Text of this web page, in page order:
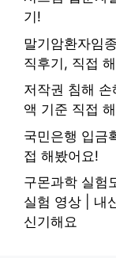
기!
말기암환자임
직후기, 직접
저작권 침해
액 기준 직접
국민은행 입금
접 해봤어요!
구몬과학 실험
실험 영상 | 내
신기해요